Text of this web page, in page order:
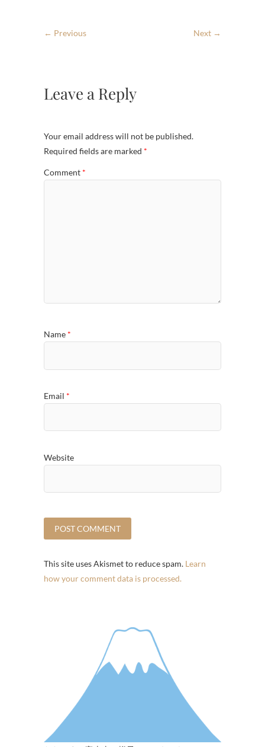
← Previous Next →
Leave a Reply
Your email address will not be published.
Required fields are marked *
Comment *
Name *
Email *
Website
This site uses Akismet to reduce spam. Learn
how your comment data is processed.